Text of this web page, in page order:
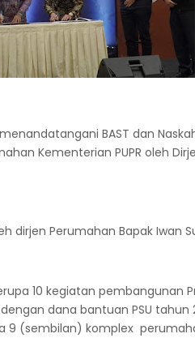
menandatangani BAST dan
Kementerian PUPR oleh
dirjen Perumahan Bapak Iwan
10 kegiatan pembangunan
dana bantuan PSU tahun
9 (sembilan) komplex